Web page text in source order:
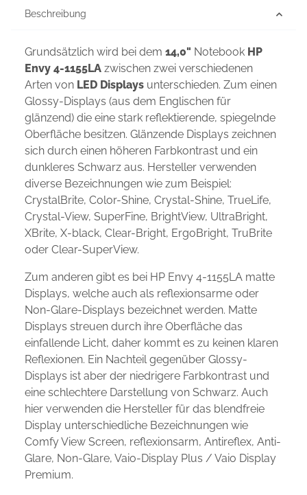
Beschreibung
Grundsätzlich wird bei dem 14,0" Notebook HP
Envy 4-1155LA zwischen zwei verschiedenen
Arten von LED Displays unterschieden. Zum einen
Glossy-Displays (aus dem Englischen für
glänzend) die eine stark reflektierende, spiegelnde
Oberfläche besitzen. Glänzende Displays zeichnen
sich durch einen höheren Farbkontrast und ein
dunkleres Schwarz aus. Hersteller verwenden
diverse Bezeichnungen wie zum Beispiel:
CrystalBrite, Color-Shine, Crystal-Shine, TrueLife,
Crystal-View, SuperFine, BrightView, UltraBright,
XBrite, X-black, Clear-Bright, ErgoBright, TruBrite
oder Clear-SuperView.
Zum anderen gibt es bei HP Envy 4-1155LA matte
Displays, welche auch als reflexionsarme oder
Non-Glare-Displays bezeichnet werden. Matte
Displays streuen durch ihre Oberfläche das
einfallende Licht, daher kommt es zu keinen klaren
Reflexionen. Ein Nachteil gegenüber Glossy-
Displays ist aber der niedrigere Farbkontrast und
eine schlechtere Darstellung von Schwarz. Auch
hier verwenden die Hersteller für das blendfreie
Display unterschiedliche Bezeichnungen wie
Comfy View Screen, reflexionsarm, Antireflex, Anti-
Glare, Non-Glare, Vaio-Display Plus / Vaio Display
Premium.